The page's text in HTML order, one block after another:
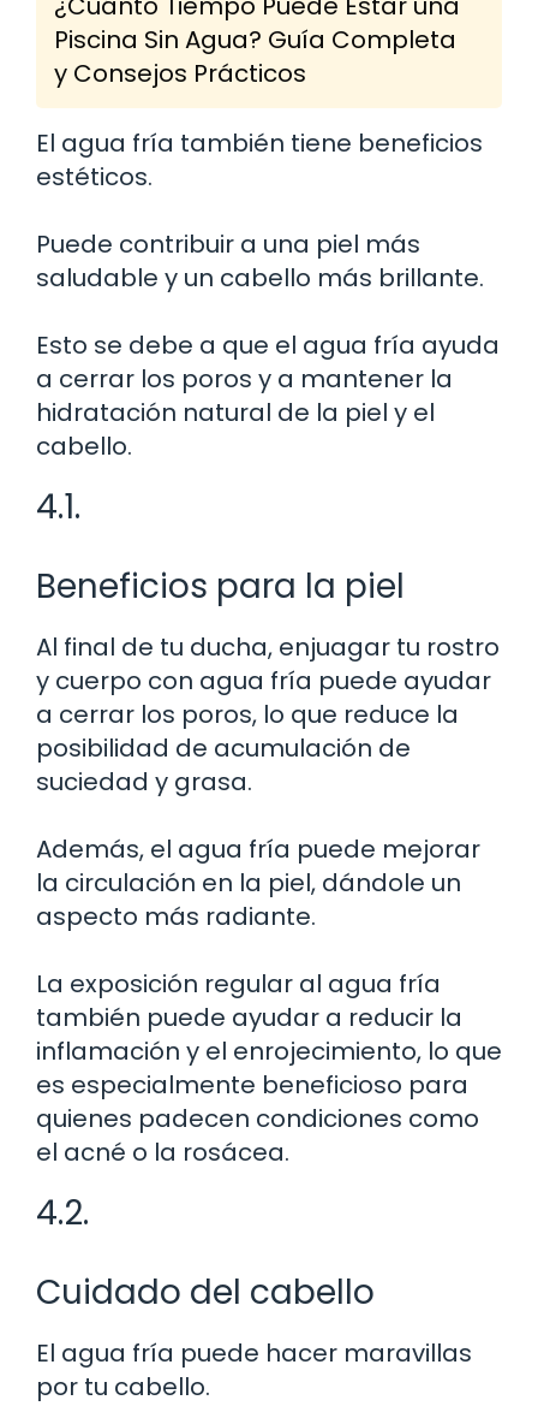
Piscina Sin Agua? Guía Completa
y Consejos Prácticos
El agua fría también tiene beneficios
estéticos.
Puede contribuir a una piel más
saludable y un cabello más brillante.
Esto se debe a que el agua fría ayuda
a cerrar los poros y a mantener la
hidratación natural de la piel y el
cabello.
4.1.
Beneficios para la piel
Al final de tu ducha, enjuagar tu rostro
y cuerpo con agua fría puede ayudar
a cerrar los poros, lo que reduce la
posibilidad de acumulación de
suciedad y grasa.
Además, el agua fría puede mejorar
la circulación en la piel, dándole un
aspecto más radiante.
La exposición regular al agua fría
también puede ayudar a reducir la
inflamación y el enrojecimiento, lo que
es especialmente beneficioso para
quienes padecen condiciones como
el acné o la rosácea.
4.2.
Cuidado del cabello
El agua fría puede hacer maravillas
por tu cabello.